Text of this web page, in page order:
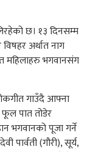
छ। १३ दिनसम्म
अर्थात नाग
महिलाहरु भगवानसंग
गाउँदै आफ्ना
पात तोडेर
भगवानको पूजा गर्ने
पार्वती (गौरी), सूर्य,